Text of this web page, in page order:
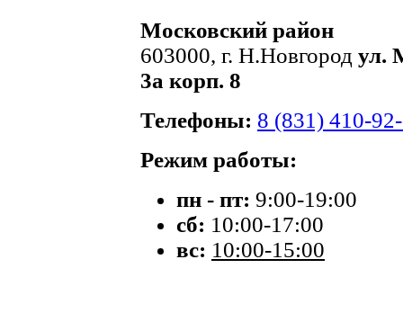
Московский район
603000, г. Н.Новгород ул.
3а корп. 8
Телефоны: 8 (831) 410-
Режим работы:
пн - пт: 9:00-19:00
сб: 10:00-17:00
вс: 10:00-15:00